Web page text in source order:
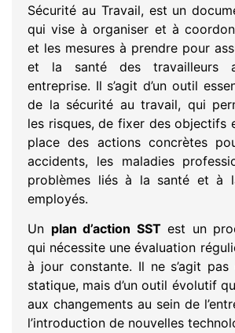
Sécurité au Travail, est un
qui vise à organiser et à
et les mesures à prendre pour
et la santé des travailleurs
entreprise. Il s’agit d’un outil
de la sécurité au travail, qui
les risques, de fixer des objectifs
place des actions concrètes
accidents, les maladies
problèmes liés à la santé et à
employés.
Un plan d’action SSTest un
qui nécessite une évaluation
à jour constante. Il ne s’agit pas
statique, mais d’un outil évolutif
aux changements au sein de
l’introduction de nouvelles